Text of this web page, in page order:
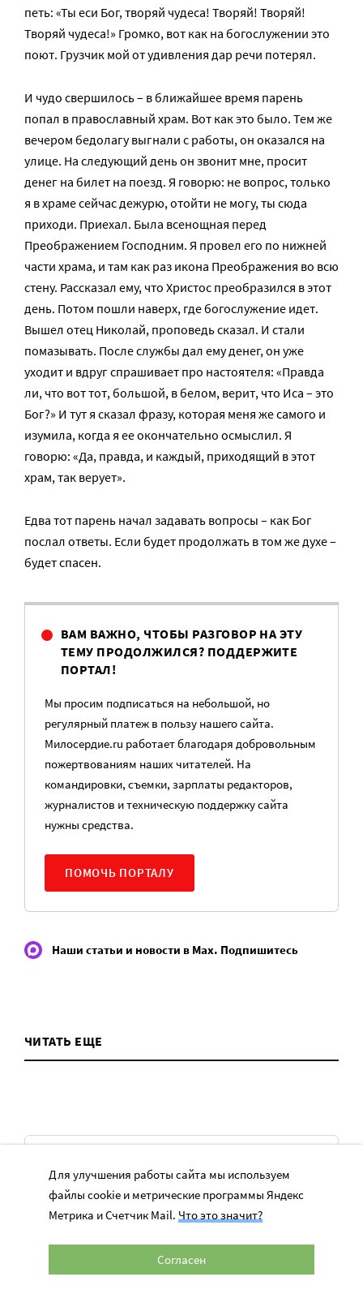
петь: «Ты еси Бог, творяй чудеса! Творяй! Творяй!
Творяй чудеса!» Громко, вот как на богослужении это
поют. Грузчик мой от удивления дар речи потерял.
И чудо свершилось – в ближайшее время парень
попал в православный храм. Вот как это было. Тем же
вечером бедолагу выгнали с работы, он оказался на
улице. На следующий день он звонит мне, просит
денег на билет на поезд. Я говорю: не вопрос, только
я в храме сейчас дежурю, отойти не могу, ты сюда
приходи. Приехал. Была всенощная перед
Преображением Господним. Я провел его по нижней
части храма, и там как раз икона Преображения во всю
стену. Рассказал ему, что Христос преобразился в этот
день. Потом пошли наверх, где богослужение идет.
Вышел отец Николай, проповедь сказал. И стали
помазывать. После службы дал ему денег, он уже
уходит и вдруг спрашивает про настоятеля: «Правда
ли, что вот тот, большой, в белом, верит, что Иса – это
Бог?» И тут я сказал фразу, которая меня же самого и
изумила, когда я ее окончательно осмыслил. Я
говорю: «Да, правда, и каждый, приходящий в этот
храм, так верует».
Едва тот парень начал задавать вопросы – как Бог
послал ответы. Если будет продолжать в том же духе –
будет спасен.
ВАМ ВАЖНО, ЧТОБЫ РАЗГОВОР НА ЭТУ
ТЕМУ ПРОДОЛЖИЛСЯ? ПОДДЕРЖИТЕ
ПОРТАЛ!
Мы просим подписаться на небольшой, но
регулярный платеж в пользу нашего сайта.
Милосердие.ru работает благодаря добровольным
пожертвованиям наших читателей. На
командировки, съемки, зарплаты редакторов,
журналистов и техническую поддержку сайта
нужны средства.
ПОМОЧЬ ПОРТАЛУ
Наши статьи и новости в Max. Подпишитесь
ЧИТАТЬ ЕЩЕ
Вера
Для улучшения работы сайта мы используем
файлы cookie и метрические программы Яндекс
Метрика и Счетчик Mail. Что это значит?
Согласен